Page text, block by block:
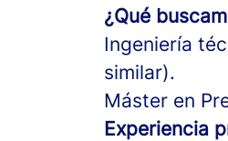
¿Qué
Ingeniería
similar).
Máster en
Experiencia